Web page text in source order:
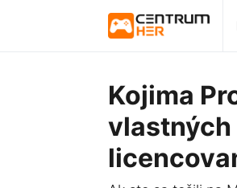
Kojima
vlastných